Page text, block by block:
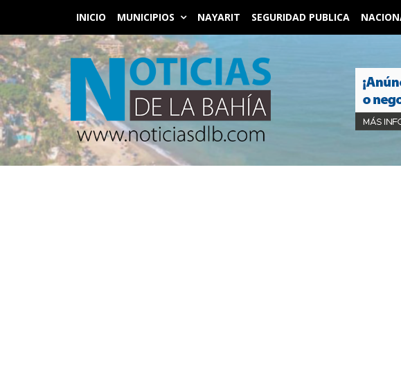
INICIO MUNICIPIOS NAYARIT SEGURIDAD PUBLICA